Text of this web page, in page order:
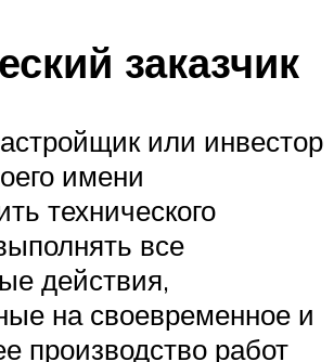
заказчик
или инвестор
имени
технического
все
действия,
на своевременное и
производство работ